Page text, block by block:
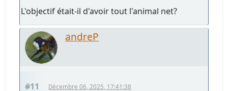
L'objectif était-il d'avoir tout l'animal net?
andreP
#11 Décembre 06, 2025, 17:41:38